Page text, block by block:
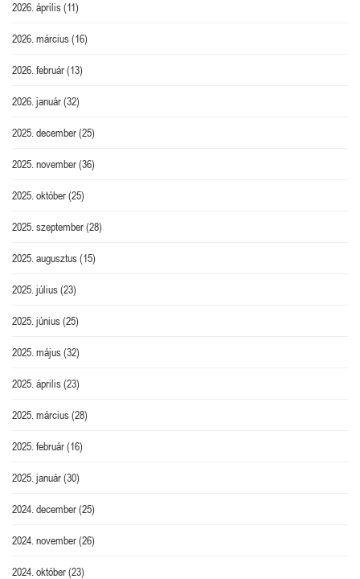
2026. április(11)
2026. március(16)
2026. február(13)
2026. január(32)
2025. december(25)
2025. november(36)
2025. október(25)
2025. szeptember(28)
2025. augusztus(15)
2025. július(23)
2025. június(25)
2025. május(32)
2025. április(23)
2025. március(28)
2025. február(16)
2025. január(30)
2024. december(25)
2024. november(26)
2024. október(23)